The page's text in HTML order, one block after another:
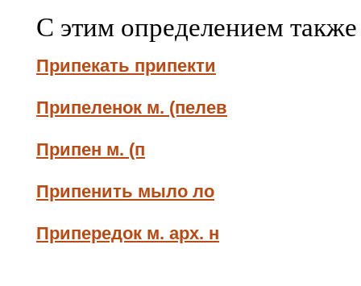
С этим определением
Припекать припекти
Припеленок м. (пелев
Припен м. (п
Припенить мыло ло
Припередок м. арх. н